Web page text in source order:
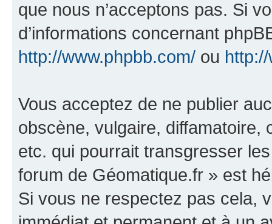
que nous n’acceptons pas. Si
d’informations concernant
http://www.phpbb.com/ ou
Vous acceptez de ne publier
obscène, vulgaire, diffamatoire,
etc. qui pourrait transgresser
forum de Géomatique.fr » est
Si vous ne respectez pas cela,